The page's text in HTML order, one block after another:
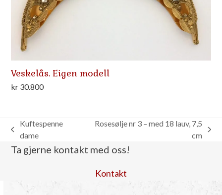
Veskelås. Eigen modell
kr 30.800
previous
post:
Kuftespenne
dame
post:
Rosesølje nr 3 – med 18 lauv, 7,5
cm
Ta gjerne kontakt med oss!
Kontakt